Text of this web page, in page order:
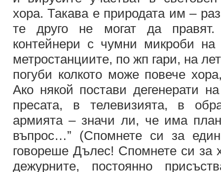
хора. Такава е природата им –
те друго не могат да
контейнери с чумни микроби на
метростанциите, по жп гари, на
погуби колкото може повече
Ако някой постави дегенерати
пресата, в телевизията, в
армията – значи ли, че има
въпрос…” (Спомнете си за
говореше Дълес! Спомнете си за
дежурните, постоянно